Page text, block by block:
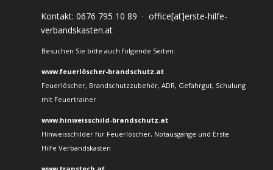
Kontakt: 0676 795 10 89 · office[at]erste-hilfe-
verbandskasten.at
Besuchen Sie bitte auch folgende Seiten:
www.feuerlöscher-brandschutz.at
Feuerlöscher, Brandschutzzubehör, ADR, Gefahrgut, Schulung
mit Feuertrainer
www.hinweisschild-brandschutz.at
Hinweisschilder für Feuerlöscher, Notausgänge und Erste
Hilfe Verbandskasten